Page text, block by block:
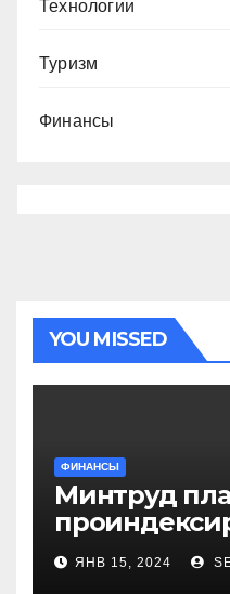
Технологии
Туризм
Финансы
YOU MISSED
ФИНАНСЫ
Минтруд
более 40
ЯНВ 15, 2024